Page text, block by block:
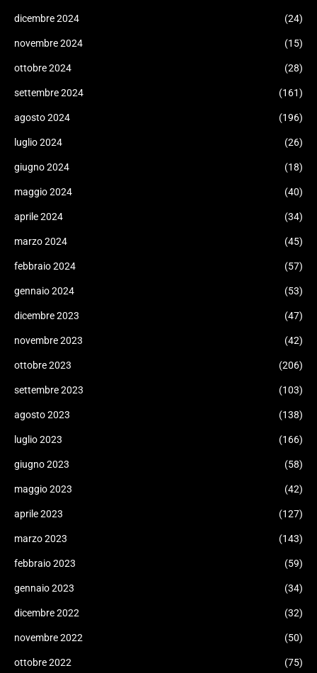
dicembre 2024 (24)
novembre 2024 (15)
ottobre 2024 (28)
settembre 2024 (161)
agosto 2024 (196)
luglio 2024 (26)
giugno 2024 (18)
maggio 2024 (40)
aprile 2024 (34)
marzo 2024 (45)
febbraio 2024 (57)
gennaio 2024 (53)
dicembre 2023 (47)
novembre 2023 (42)
ottobre 2023 (206)
settembre 2023 (103)
agosto 2023 (138)
luglio 2023 (166)
giugno 2023 (58)
maggio 2023 (42)
aprile 2023 (127)
marzo 2023 (143)
febbraio 2023 (59)
gennaio 2023 (34)
dicembre 2022 (32)
novembre 2022 (50)
ottobre 2022 (75)